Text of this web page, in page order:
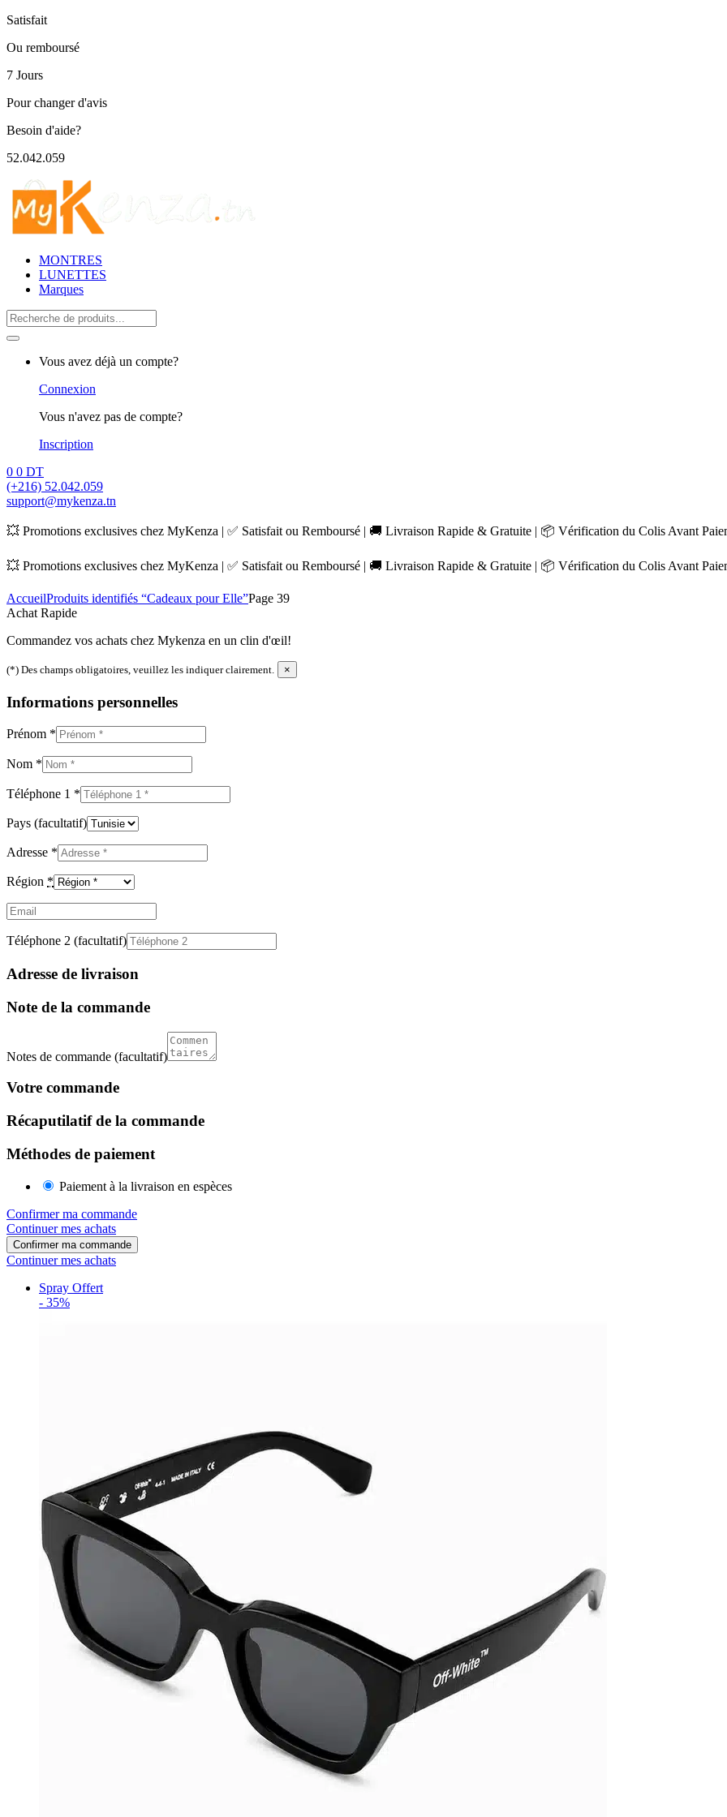
Satisfait
Ou remboursé
7 Jours
Pour changer d'avis
Besoin d'aide?
52.042.059
MONTRES
LUNETTES
Marques
Search
for:
Vous avez déjà un compte?
Connexion
Vous n'avez pas de compte?
Inscription
0 0 DT
(+216) 52.042.059
support@mykenza.tn
💥 Promotions exclusives chez MyKenza | ✅ Satisfait ou Remboursé | 🚚 Livraison Rapide & Gratuite | 📦 Vérification du Colis Avant
💥 Promotions exclusives chez MyKenza | ✅ Satisfait ou Remboursé | 🚚 Livraison Rapide & Gratuite | 📦 Vérification du Colis Avant
AccueilProduits identifiés “Cadeaux pour Elle”Page 39
Achat Rapide
Commandez vos achats chez Mykenza en un clin d'œil!
(*) Des champs obligatoires, veuillez les indiquer clairement. ×
Informations personnelles
Prénom *
Nom *
Téléphone 1 *
Pays (facultatif)
Adresse *
Région *
Email
Téléphone 2 (facultatif)
Adresse de livraison
Note de la commande
Notes de commande (facultatif)
Votre commande
Récaputilatif de la commande
Méthodes de paiement
Paiement à la livraison en espèces
Confirmer ma commande
Continuer mes achats
Confirmer ma commande
Continuer mes achats
Spray Offert
- 35%